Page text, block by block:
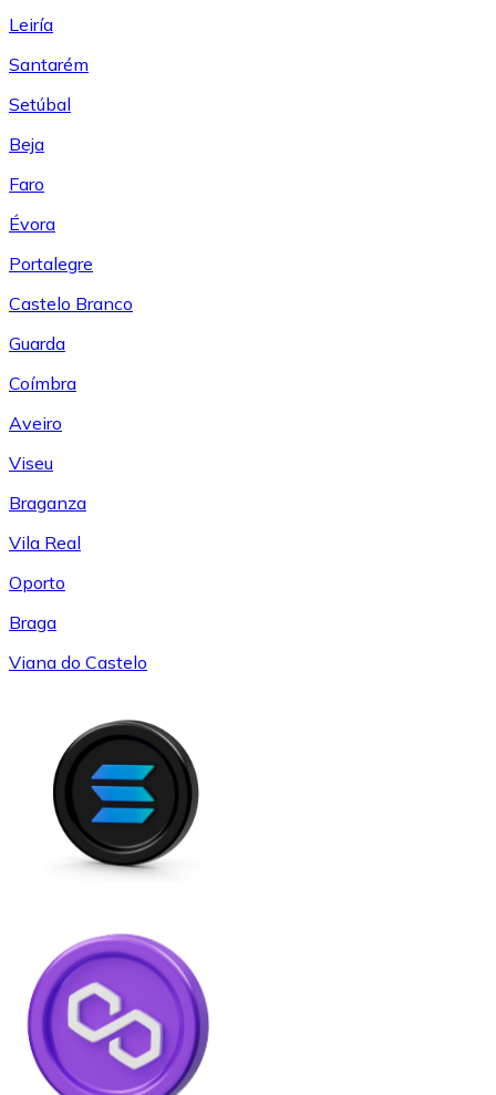
Leiría
Santarém
Setúbal
Beja
Faro
Évora
Portalegre
Castelo Branco
Guarda
Coímbra
Aveiro
Viseu
Braganza
Vila Real
Oporto
Braga
Viana do Castelo